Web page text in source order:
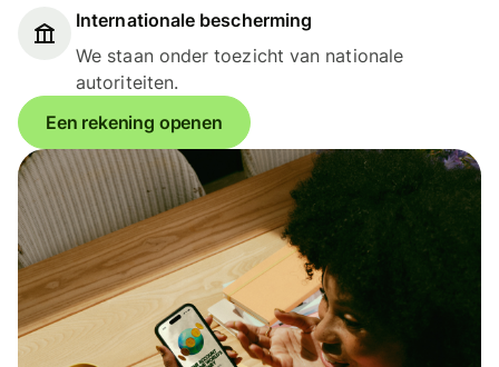
Internationale bescherming
We staan onder toezicht van nationale
autoriteiten.
Een rekening openen